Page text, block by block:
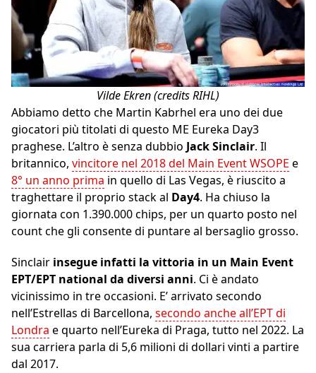
Vilde Ekren (credits RIHL)
Abbiamo detto che Martin Kabrhel era uno dei due
giocatori più titolati di questo ME Eureka Day3
praghese. L’altro è senza dubbio Jack Sinclair. Il
britannico, vincitore nel 2018 del Main Event WSOPE e
8° un anno prima in quello di Las Vegas, è riuscito a
traghettare il proprio stack al Day4. Ha chiuso la
giornata con 1.390.000 chips, per un quarto posto nel
count che gli consente di puntare al bersaglio grosso.
Sinclair insegue infatti la vittoria in un Main Event
EPT/EPT national da diversi anni. Ci è andato
vicinissimo in tre occasioni. E’ arrivato secondo
nell’Estrellas di Barcellona, secondo anche all’EPT di
Londra e quarto nell’Eureka di Praga, tutto nel 2022. La
sua carriera parla di 5,6 milioni di dollari vinti a partire
dal 2017.